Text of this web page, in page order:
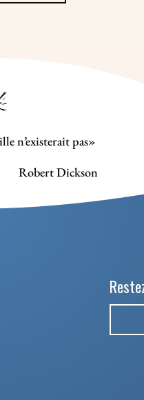
n’existerait pas»